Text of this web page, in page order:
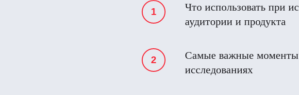
Что использовать при
аудитории и продукта
Самые важные моменты
исследованиях